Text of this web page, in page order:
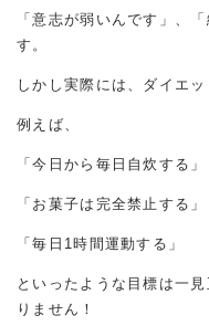
「意志が弱いんです」、
す。
しかし実際には、ダイエ
例えば、
「今日から毎日自炊する」
「お菓子は完全禁止する」
「毎日1時間運動する」
といったような目標は一
りません！